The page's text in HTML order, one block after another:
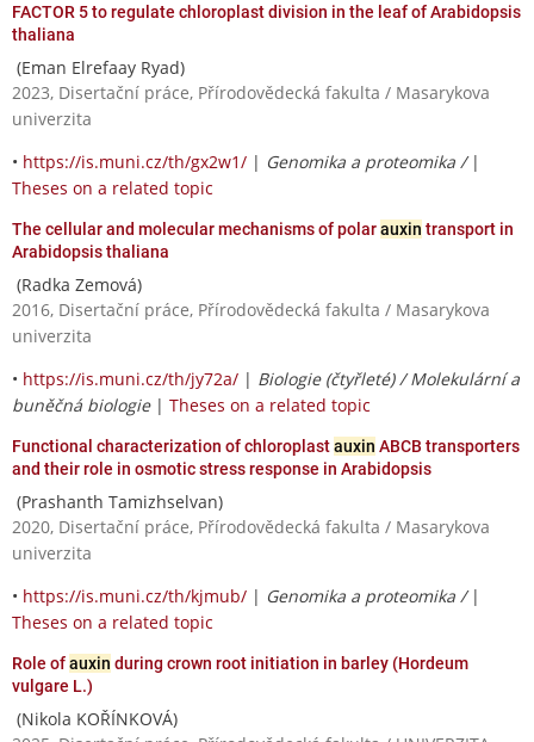
FACTOR 5 to regulate chloroplast division in the leaf of Arabidopsis
thaliana
(Eman Elrefaay Ryad)
2023, Disertační práce, Přírodovědecká fakulta / Masarykova
univerzita
• https://is.muni.cz/th/gx2w1/ | Genomika a proteomika / |
Theses on a related topic
The cellular and molecular mechanisms of polarauxin transport in
Arabidopsis thaliana
(Radka Zemová)
2016, Disertační práce, Přírodovědecká fakulta / Masarykova
univerzita
• https://is.muni.cz/th/jy72a/ | Biologie (čtyřleté) / Molekulární a
buněčná biologie| Theses on a related topic
Functional characterization of chloroplastauxin ABCB transporters
and their role in osmotic stress response in Arabidopsis
(Prashanth Tamizhselvan)
2020, Disertační práce, Přírodovědecká fakulta / Masarykova
univerzita
• https://is.muni.cz/th/kjmub/ | Genomika a proteomika / |
Theses on a related topic
Role ofauxin during crown root initiation in barley (Hordeum
vulgare L.)
(Nikola KOŘÍNKOVÁ)